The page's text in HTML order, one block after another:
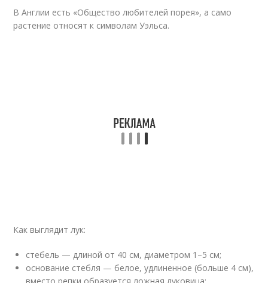
В Англии есть «Общество любителей порея», а само
растение относят к символам Уэльса.
Как выглядит лук:
стебель — длиной от 40 см, диаметром 1–5 см;
основание стебля — белое, удлиненное (больше 4 см),